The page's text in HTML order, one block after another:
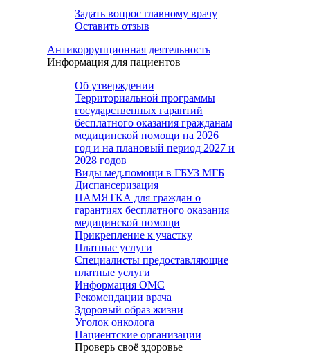
Задать вопрос главному врачу
Оставить отзыв
Антикоррупционная деятельность
Информация для пациентов
Об утверждении
Территориальной программы
государственных гарантий
бесплатного оказания гражданам
медицинской помощи на 2026
год и на плановый период 2027 и
2028 годов
Виды мед.помощи в ГБУЗ МГБ
Диспансеризация
ПАМЯТКА для граждан о
гарантиях бесплатного оказания
медицинской помощи
Прикрепление к участку
Платные услуги
Специалисты предоставляющие
платные услуги
Информация ОМС
Рекомендации врача
Здоровый образ жизни
Уголок онколога
Пациентские организации
Проверь своё здоровье